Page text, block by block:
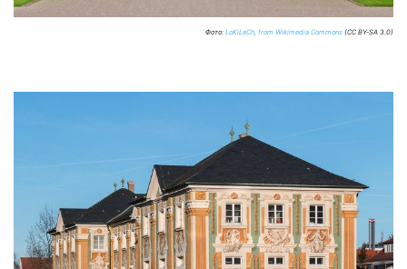
Фото: LoKiLeCh, from Wikimedia Commons (CC BY-SA 3.0)